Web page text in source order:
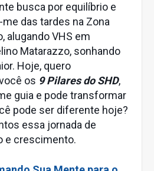
busca por equilíbrio e
das tardes na Zona
alugando VHS em
Matarazzo, sonhando
Hoje, quero
os 9 Pilares do SHD,
guia e pode transformar
pode ser diferente hoje?
essa jornada de
e crescimento.